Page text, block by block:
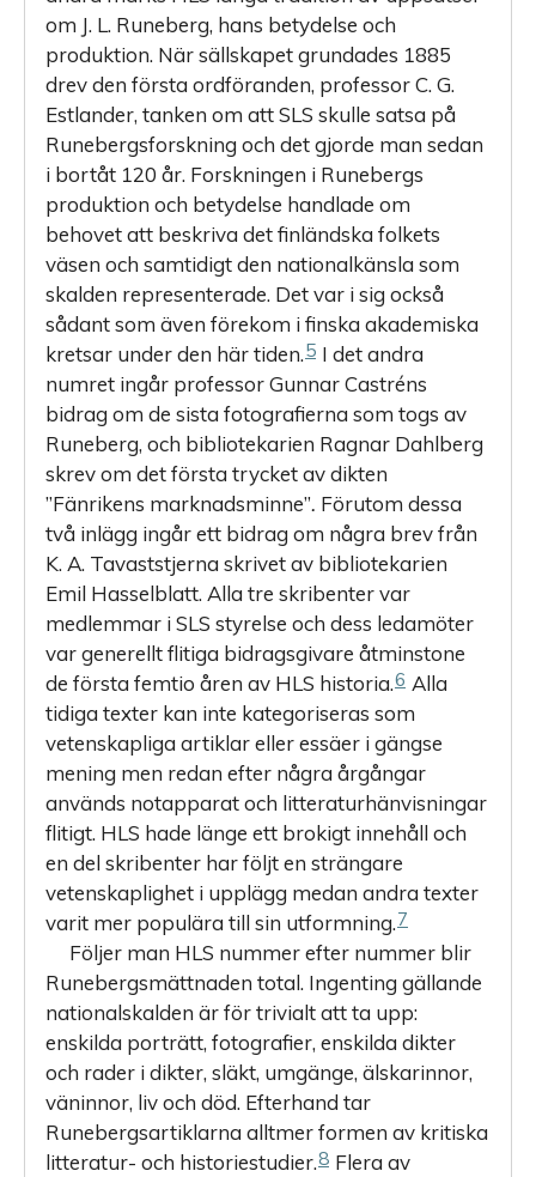
om J. L. Runeberg, hans betydelse och
produktion. När sällskapet grundades 1885
drev den första ordföranden, professor C. G.
Estlander, tanken om att SLS skulle satsa på
Runebergsforskning och det gjorde man sedan
i bortåt 120 år. Forskningen i Runebergs
produktion och betydelse handlade om
behovet att beskriva det finländska folkets
väsen och samtidigt den nationalkänsla som
skalden representerade. Det var i sig också
sådant som även förekom i finska akademiska
kretsar under den här tiden.5 I det andra
numret ingår professor Gunnar Castréns
bidrag om de sista fotografierna som togs av
Runeberg, och bibliotekarien Ragnar Dahlberg
skrev om det första trycket av dikten
”Fänrikens marknadsminne”. Förutom dessa
två inlägg ingår ett bidrag om några brev från
K. A. Tavaststjerna skrivet av bibliotekarien
Emil Hasselblatt. Alla tre skribenter var
medlemmar i SLS styrelse och dess ledamöter
var generellt flitiga bidragsgivare åtminstone
de första femtio åren av HLS historia.6 Alla
tidiga texter kan inte kategoriseras som
vetenskapliga artiklar eller essäer i gängse
mening men redan efter några årgångar
används notapparat och litteraturhänvisningar
flitigt. HLS hade länge ett brokigt innehåll och
en del skribenter har följt en strängare
vetenskaplighet i upplägg medan andra texter
varit mer populära till sin utformning.7
Följer man HLS nummer efter nummer blir
Runebergsmättnaden total. Ingenting gällande
nationalskalden är för trivialt att ta upp:
enskilda porträtt, fotografier, enskilda dikter
och rader i dikter, släkt, umgänge, älskarinnor,
väninnor, liv och död. Efterhand tar
Runebergsartiklarna alltmer formen av kritiska
litteratur- och historiestudier.8 Flera av